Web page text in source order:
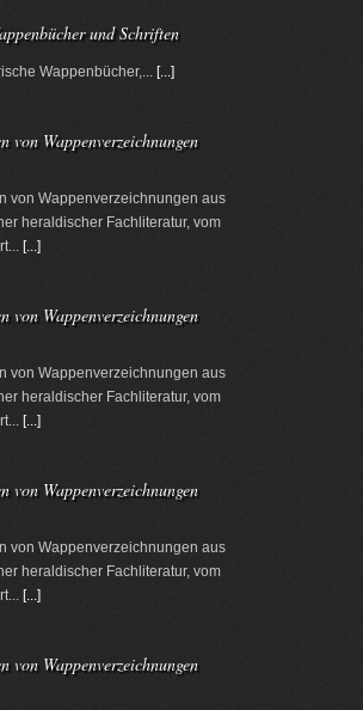
und Schriften
Wappenbücher,... [...]
von Wappenverzeichnungen
von Wappenverzeichnungen aus
heraldischer Fachliteratur, vom
[...]
von Wappenverzeichnungen
von Wappenverzeichnungen aus
heraldischer Fachliteratur, vom
[...]
von Wappenverzeichnungen
von Wappenverzeichnungen aus
heraldischer Fachliteratur, vom
[...]
von Wappenverzeichnungen